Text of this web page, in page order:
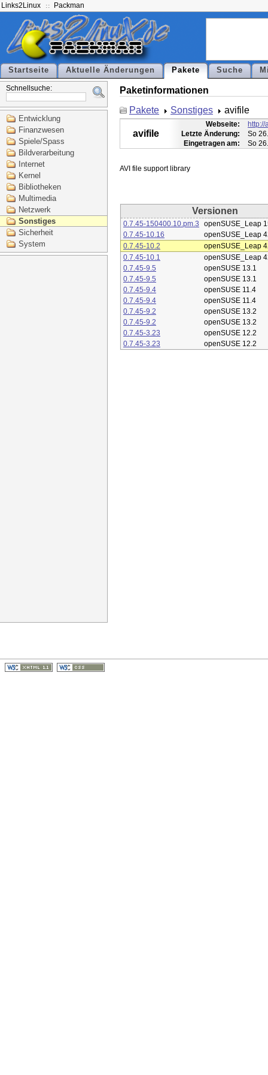
Links2Linux Packman
Startseite Aktuelle Änderungen Pakete Suche
Schnellsuche:
Entwicklung
Finanzwesen
Spiele/Spass
Bildverarbeitung
Internet
Kernel
Bibliotheken
Multimedia
Netzwerk
Sonstiges
Sicherheit
System
Paketinformationen
Pakete
Sonstiges avifile
avifile
Webseite:
Letzte Änderung:
So
Eingetragen am:
So
Versionen
0.7.45-150400.10.pm.3
openSUSE_Leap
0.7.45-10.16
openSUSE_Leap
0.7.45-10.2
openSUSE_Leap
0.7.45-10.1
openSUSE_Leap
0.7.45-9.5
openSUSE 13.1
0.7.45-9.5
openSUSE 13.1
0.7.45-9.4
openSUSE 11.4
0.7.45-9.4
openSUSE 11.4
0.7.45-9.2
openSUSE 13.2
0.7.45-9.2
openSUSE 13.2
0.7.45-3.23
openSUSE 12.2
0.7.45-3.23
openSUSE 12.2